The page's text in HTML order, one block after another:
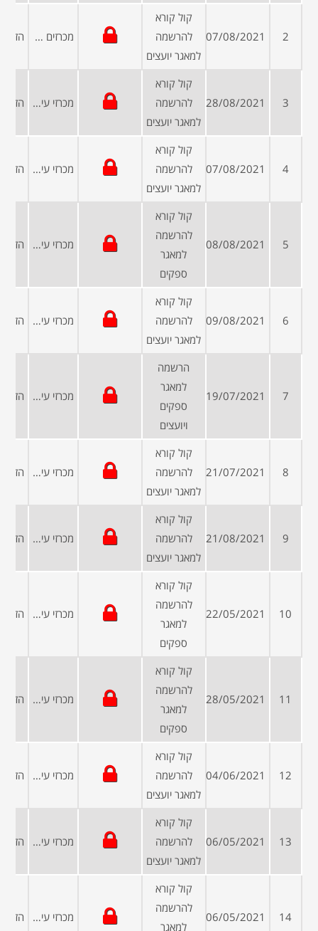
2
07/08/2021
קול קורא
להרשמה
למאגר יועצים
מכרזים פומביים
3
28/08/2021
קול קורא
להרשמה
למאגר יועצים
מכרזי עיריות ומועצות
4
07/08/2021
קול קורא
להרשמה
למאגר יועצים
מכרזי עיריות ומועצות
5
08/08/2021
קול קורא
להרשמה
למאגר
ספקים
מכרזי עיריות ומועצות
6
09/08/2021
קול קורא
להרשמה
למאגר יועצים
מכרזי עיריות ומועצות
7
19/07/2021
הרשמה
למאגר
ספקים
ויועצים
מכרזי עיריות ומועצות
8
21/07/2021
קול קורא
להרשמה
למאגר יועצים
מכרזי עיריות ומועצות
9
21/08/2021
קול קורא
להרשמה
למאגר יועצים
מכרזי עיריות ומועצות
10
22/05/2021
קול קורא
להרשמה
למאגר
ספקים
מכרזי עיריות ומועצות
11
28/05/2021
קול קורא
להרשמה
למאגר
ספקים
מכרזי עיריות ומועצות
12
04/06/2021
קול קורא
להרשמה
למאגר יועצים
מכרזי עיריות ומועצות
13
06/05/2021
קול קורא
להרשמה
למאגר יועצים
מכרזי עיריות ומועצות
14
06/05/2021
קול קורא
להרשמה
למאגר
מכרזי עיריות ומועצות